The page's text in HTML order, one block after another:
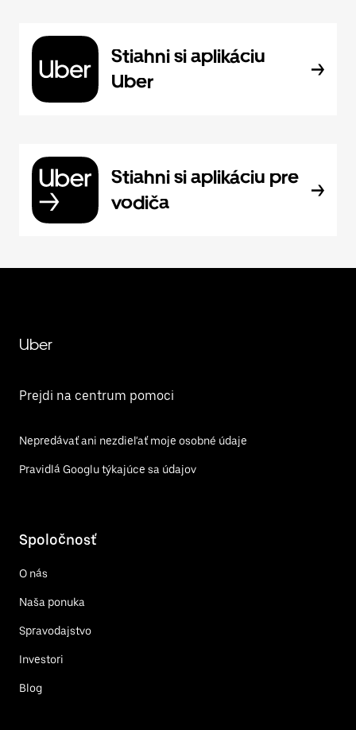
Stiahni si aplikáciu
Uber
Stiahni si aplikáciu pre
vodiča
Uber
Prejdi na centrum pomoci
Nepredávať ani nezdieľať moje osobné údaje
Pravidlá Googlu týkajúce sa údajov
Spoločnosť
O nás
Naša ponuka
Spravodajstvo
Investori
Blog